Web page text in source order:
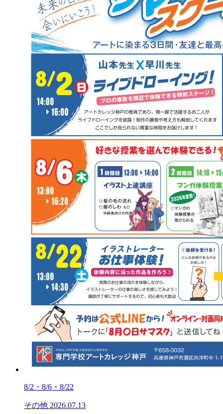
8/2・8/6・8/22
その他 2026.07.13